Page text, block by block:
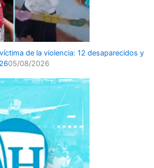
de la violencia: 12 desaparecidos y
05/08/2026